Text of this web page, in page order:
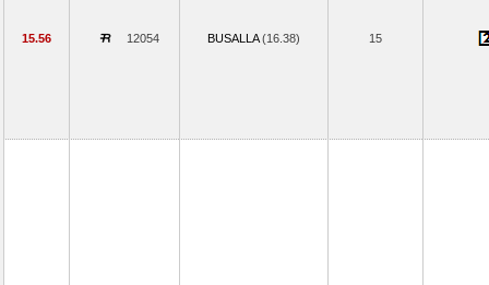
15.56 12054 BUSALLA(16.38) 15